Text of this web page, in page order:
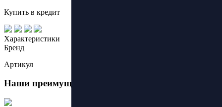
Купить в кредит
Характеристики
Бренд
Артикул
Наши преимущества: